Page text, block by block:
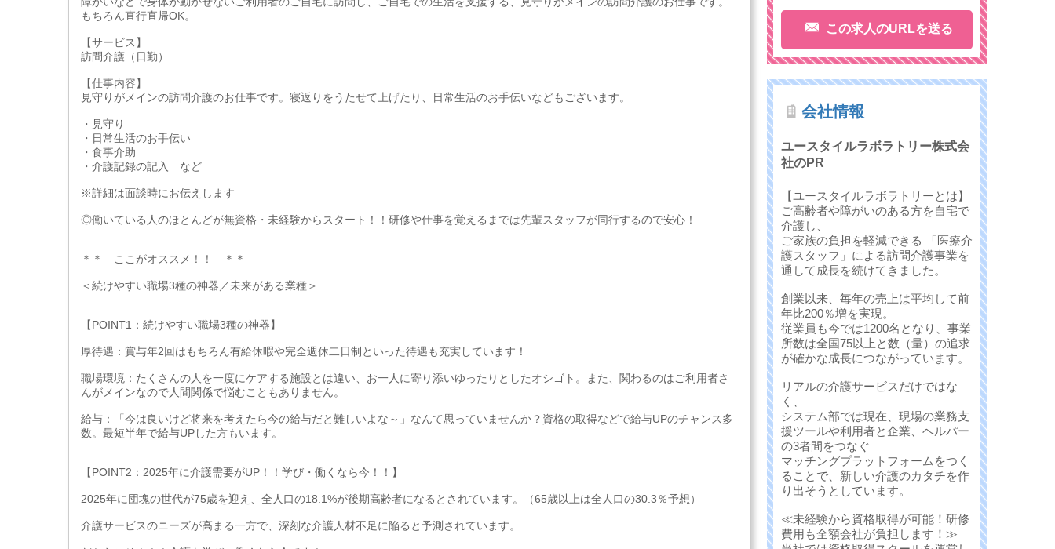
もちろん直行直帰OK。
【サービス】
訪問介護（日勤）
【仕事内容】
見守りがメインの訪問介護のお仕事です。寝返りをうたせて上げたり、日常生活のお手伝いなどもございます。
・見守り
・日常生活のお手伝い
・食事介助
・介護記録の記入 など
※詳細は面談時にお伝えします
◎働いている人のほとんどが無資格・未経験からスタート！！研修や仕事を覚えるまでは先輩スタッフが同行するので安心！
＊＊ ここがオススメ！！ ＊＊
＜続けやすい職場3種の神器／未来がある業種＞
【POINT1：続けやすい職場3種の神器】
厚待遇：賞与年2回はもちろん有給休暇や完全週休二日制といった待遇も充実しています！
職場環境：たくさんの人を一度にケアする施設とは違い、お一人に寄り添いゆったりとしたオシゴト。また、関わるのはご利用者さ
んがメインなので人間関係で悩むこともありません。
給与：「今は良いけど将来を考えたら今の給与だと難しいよな～」なんて思っていませんか？資格の取得などで給与UPのチャンス多
数。最短半年で給与UPした方もいます。
【POINT2：2025年に介護需要がUP！！学び・働くなら今！！】
2025年に団塊の世代が75歳を迎え、全人口の18.1%が後期高齢者になるとされています。（65歳以上は全人口の30.3％予想）
介護サービスのニーズが高まる一方で、深刻な介護人材不足に陥ると予測されています。
この求人のURLを送る
会社情報
ユースタイルラボラトリー株式会
社のPR
【ユースタイルラボラトリーとは】
ご高齢者や障がいのある方を自宅で
介護し、
ご家族の負担を軽減できる 「医療介
護スタッフ」による訪問介護事業を
通して成長を続けてきました。
創業以来、毎年の売上は平均して前
年比200％増を実現。
従業員も今では1200名となり、事業
所数は全国75以上と数（量）の追求
が確かな成長につながっています。
リアルの介護サービスだけではな
く、
システム部では現在、現場の業務支
援ツールや利用者と企業、ヘルパー
の3者間をつなぐ
マッチングプラットフォームをつく
ることで、新しい介護のカタチを作
り出そうとしています。
≪未経験から資格取得が可能！研修
費用も全額会社が負担します！≫